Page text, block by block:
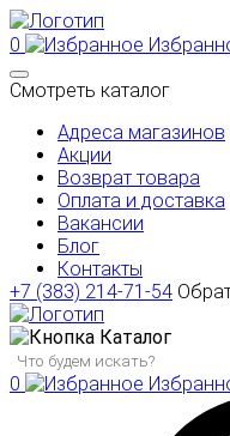
0
Смотреть каталог
Адреса магазинов
Акции
Возврат товара
Оплата и доставка
Вакансии
Блог
Контакты
+7 (383) 214-71-54
Каталог
0